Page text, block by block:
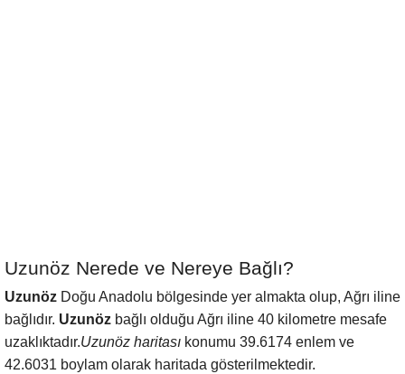
Uzunöz Nerede ve Nereye Bağlı?
Uzunöz Doğu Anadolu bölgesinde yer almakta olup, Ağrı iline
bağlıdır. Uzunöz bağlı olduğu Ağrı iline 40 kilometre mesafe
uzaklıktadır.Uzunöz haritası konumu 39.6174 enlem ve
42.6031 boylam olarak haritada gösterilmektedir.